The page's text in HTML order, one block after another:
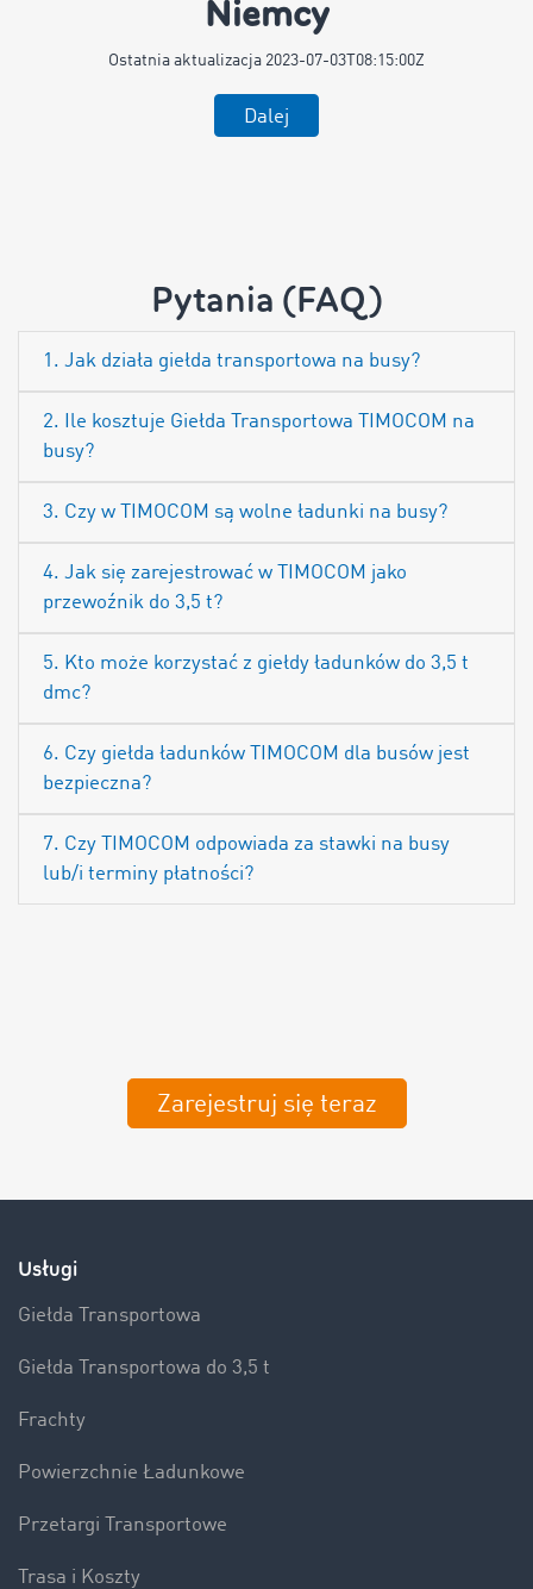
Niemcy
Ostatnia aktualizacja 2023-07-03T08:15:00Z
Dalej
Pytania (FAQ)
1. Jak działa giełda transportowa na busy?
2. Ile kosztuje Giełda Transportowa TIMOCOM na
busy?
3. Czy w TIMOCOM są wolne ładunki na busy?
4. Jak się zarejestrować w TIMOCOM jako
przewoźnik do 3,5 t?
5. Kto może korzystać z giełdy ładunków do 3,5 t
dmc?
6. Czy giełda ładunków TIMOCOM dla busów jest
bezpieczna?
7. Czy TIMOCOM odpowiada za stawki na busy
lub/i terminy płatności?
Zarejestruj się teraz
Usługi
Giełda Transportowa
Giełda Transportowa do 3,5 t
Frachty
Powierzchnie Ładunkowe
Przetargi Transportowe
Trasa i Koszty